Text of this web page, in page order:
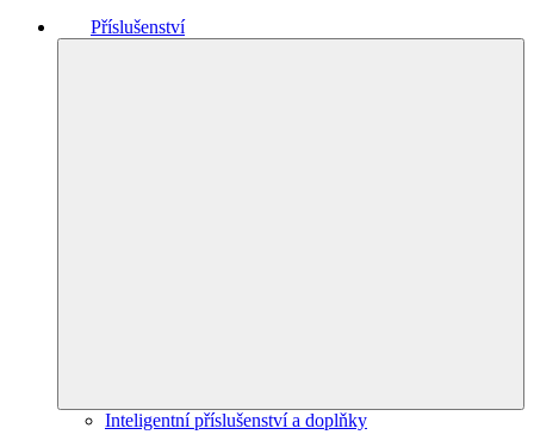
Příslušenství
Inteligentní příslušenství a doplňky